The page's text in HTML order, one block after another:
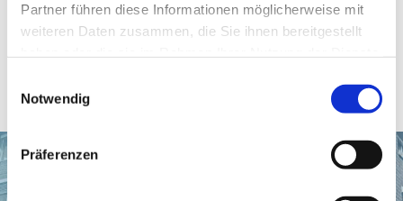
Partner führen diese Informationen möglicherweise mit
weiteren Daten zusammen, die Sie ihnen bereitgestellt
Ihre Einwilligung trifft auf die folgenden Domains zu:
ludwig-freytag.de, freytag-vdlinde.de, franz-wickel.de,
lfservice.de, lmr-drilling.de, mette-wasserbau.de, rmt-
Notwendig
Präferenzen